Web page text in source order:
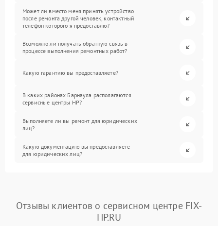
Может ли вместо меня принять устройство
после ремонта другой человек, контактный
телефон которого я предоставлю?
Возможно ли получать обратную связь в
процессе выполнения ремонтных работ?
Какую гарантию вы предоставляете?
В каких районах Барнаула располагаются
сервисные центры HP?
Выполняете ли вы ремонт для юридических
лиц?
Какую документацию вы предоставляете
для юридических лиц?
Отзывы клиентов о сервисном центре FIX-
HP.RU